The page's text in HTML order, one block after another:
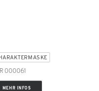
000061
MEHR INFOS